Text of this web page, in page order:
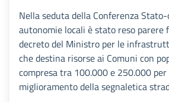
Nella seduta della Conferenza
autonomie locali è stato reso parere
decreto del Ministro per le
che destina risorse ai Comuni con
compresa tra 100.000 e 250.000
miglioramento della segnaletica